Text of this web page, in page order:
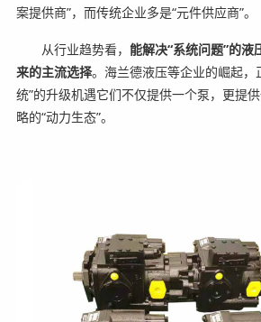
案提供商”，而传统企业多是“元件供应商”。
从行业趋势看， 能解决“系统问题”的液
来的主流选择。海兰德液压等企业的崛起，
统”的升级机遇它们不仅提供一个泵，更提
略的“动力生态”。